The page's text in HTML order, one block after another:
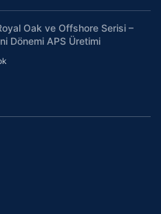
Oak ve Offshore Serisi –
Dönemi APS Üretimi